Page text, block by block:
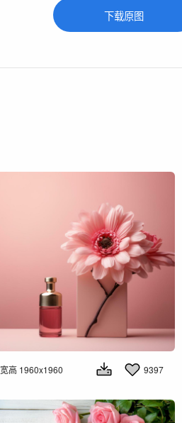
下载原图
宽高 1960x1960 9397